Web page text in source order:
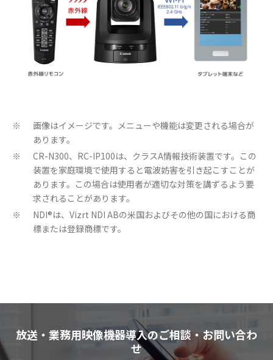
※
画像はイメージです。メニューや機能は変更される場合が
あります。
※
CR-N300、RC-IP100は、クラスA情報技術装置です。この
装置を家庭環境で使用すると電波妨害を引き起こすことが
あります。この場合は使用者が適切な対策を講ずるよう要
求されることがあります。
※
NDI®は、Vizrt NDI ABの米国およびその他の国における商
標または登録商標です。
放送・業務用映像機器導入のご相談・お問い合わ
せ